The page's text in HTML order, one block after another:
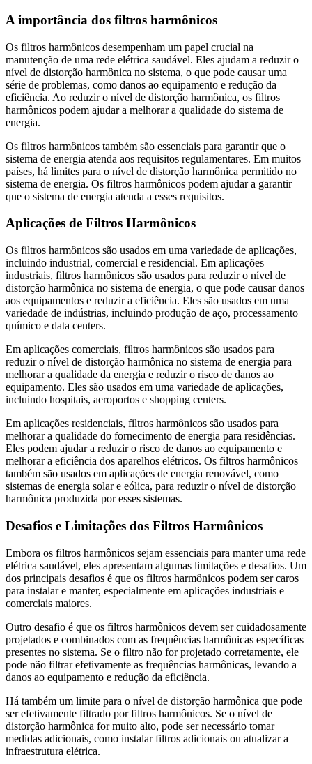
A importância dos filtros harmônicos
Os filtros harmônicos desempenham um papel crucial na
manutenção de uma rede elétrica saudável. Eles ajudam a reduzir o
nível de distorção harmônica no sistema, o que pode causar uma
série de problemas, como danos ao equipamento e redução da
eficiência. Ao reduzir o nível de distorção harmônica, os filtros
harmônicos podem ajudar a melhorar a qualidade do sistema de
energia.
Os filtros harmônicos também são essenciais para garantir que o
sistema de energia atenda aos requisitos regulamentares. Em muitos
países, há limites para o nível de distorção harmônica permitido no
sistema de energia. Os filtros harmônicos podem ajudar a garantir
que o sistema de energia atenda a esses requisitos.
Aplicações de Filtros Harmônicos
Os filtros harmônicos são usados em uma variedade de aplicações,
incluindo industrial, comercial e residencial. Em aplicações
industriais, filtros harmônicos são usados para reduzir o nível de
distorção harmônica no sistema de energia, o que pode causar danos
aos equipamentos e reduzir a eficiência. Eles são usados em uma
variedade de indústrias, incluindo produção de aço, processamento
químico e data centers.
Em aplicações comerciais, filtros harmônicos são usados para
reduzir o nível de distorção harmônica no sistema de energia para
melhorar a qualidade da energia e reduzir o risco de danos ao
equipamento. Eles são usados em uma variedade de aplicações,
incluindo hospitais, aeroportos e shopping centers.
Em aplicações residenciais, filtros harmônicos são usados para
melhorar a qualidade do fornecimento de energia para residências.
Eles podem ajudar a reduzir o risco de danos ao equipamento e
melhorar a eficiência dos aparelhos elétricos. Os filtros harmônicos
também são usados em aplicações de energia renovável, como
sistemas de energia solar e eólica, para reduzir o nível de distorção
harmônica produzida por esses sistemas.
Desafios e Limitações dos Filtros Harmônicos
Embora os filtros harmônicos sejam essenciais para manter uma rede
elétrica saudável, eles apresentam algumas limitações e desafios. Um
dos principais desafios é que os filtros harmônicos podem ser caros
para instalar e manter, especialmente em aplicações industriais e
comerciais maiores.
Outro desafio é que os filtros harmônicos devem ser cuidadosamente
projetados e combinados com as frequências harmônicas específicas
presentes no sistema. Se o filtro não for projetado corretamente, ele
pode não filtrar efetivamente as frequências harmônicas, levando a
danos ao equipamento e redução da eficiência.
Há também um limite para o nível de distorção harmônica que pode
ser efetivamente filtrado por filtros harmônicos. Se o nível de
distorção harmônica for muito alto, pode ser necessário tomar
medidas adicionais, como instalar filtros adicionais ou atualizar a
infraestrutura elétrica.